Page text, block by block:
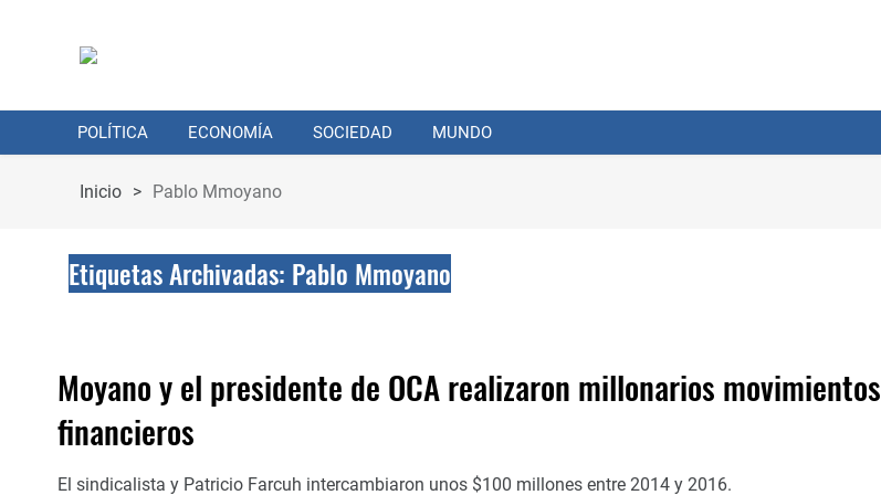
POLÍTICA ECONOMÍA SOCIEDAD MUNDO
Inicio > Pablo Mmoyano
Etiquetas Archivadas: Pablo Mmoyano
Moyano y el presidente de OCA realizaron millonarios movimientos
financieros
El sindicalista y Patricio Farcuh intercambiaron unos $100 millones entre 2014 y 2016.